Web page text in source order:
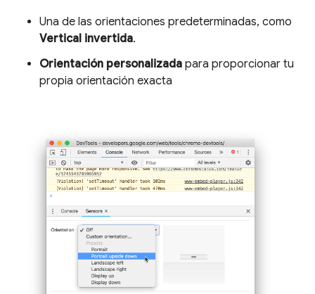
Una de las orientaciones predeterminadas, como
Vertical invertida.
Orientación personalizada para proporcionar tu
propia orientación exacta